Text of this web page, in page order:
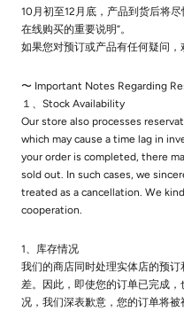
10月初至12月底，产品到货后将
在线购买的重要说明”。
如果您对预订或产品有任何疑问，
〜 Important Notes Regarding
１、Stock Availability
Our store also processes
which may cause a time lag in
your order is completed, there
sold out. In such cases, we
treated as a cancellation. We
cooperation.
1、库存情况
我们的商店同时处理实体店的预
差。因此，即使您的订单已完成
况，我们深表歉意，您的订单将被